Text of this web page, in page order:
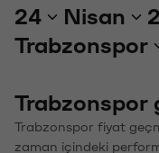
24 Nisan
Trabzonspor
Trabzonspor
Trabzonspor fiyat
zaman içindeki